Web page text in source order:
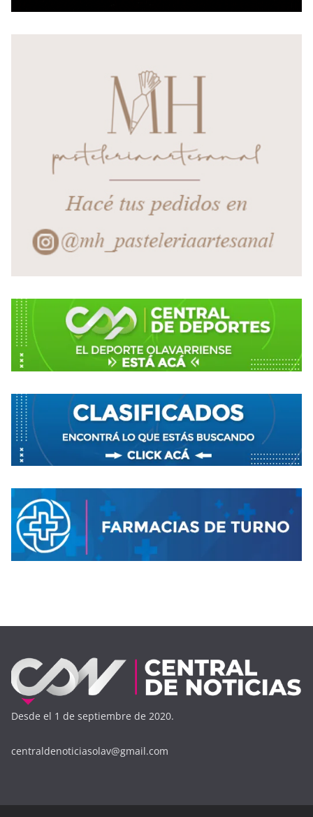
Desde el 1 de septiembre de 2020.
centraldenoticiasolav@gmail.com